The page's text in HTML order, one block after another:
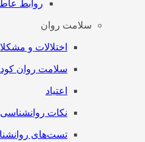
روابط
سلامت روان
اختلالات و
سلامت روان
اعتیاد
نکات روانشناسی
تست‌های